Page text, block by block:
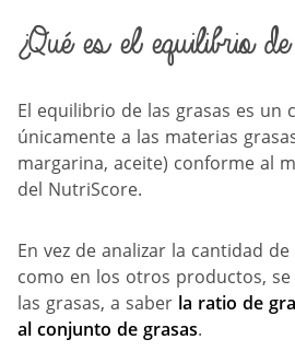
¿Qué es el equilibrio
El equilibrio de las grasas es un
únicamente a las materias
margarina, aceite) conforme al
del NutriScore.
En vez de analizar la cantidad
como en los otros productos, se
las grasas, a saber la ratio de
al conjunto de grasas.